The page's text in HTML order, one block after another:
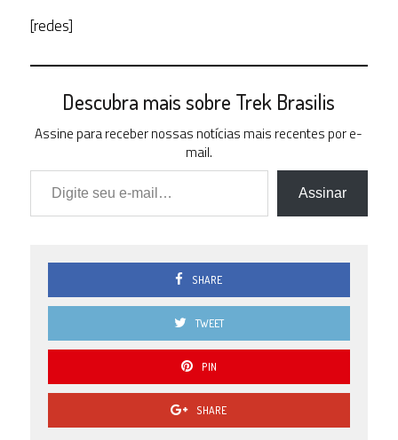
[redes]
Descubra mais sobre Trek Brasilis
Assine para receber nossas notícias mais recentes por e-
mail.
Digite seu e-mail…
Assinar
SHARE
TWEET
PIN
SHARE